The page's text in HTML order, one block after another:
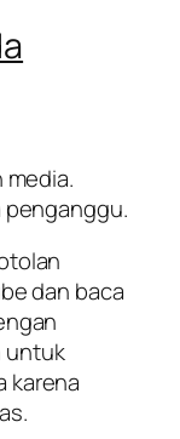
dan baca
untuk
karena